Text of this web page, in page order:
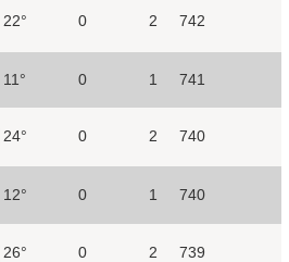
22° 0 2 742
11° 0 1 741
24° 0 2 740
12° 0 1 740
26° 0 2 739